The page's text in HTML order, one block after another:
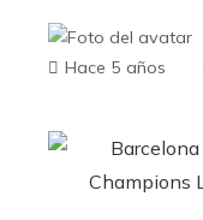
Hace 5 años